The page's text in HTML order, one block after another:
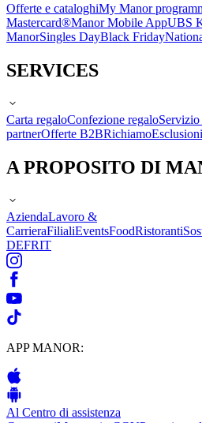
Offerte e cataloghiMy Manor
Mastercard®Manor Mobile AppUBS
ManorSingles DayBlack Friday
SERVICES
Carta regaloConfezione regaloServizio
partnerOfferte B2BRichiamoEsclusioni
A PROPOSITO DI
AziendaLavoro &
CarrieraFilialiEventsFoodRistoranti
DEFRIT
APP MANOR:
Al Centro di assistenza